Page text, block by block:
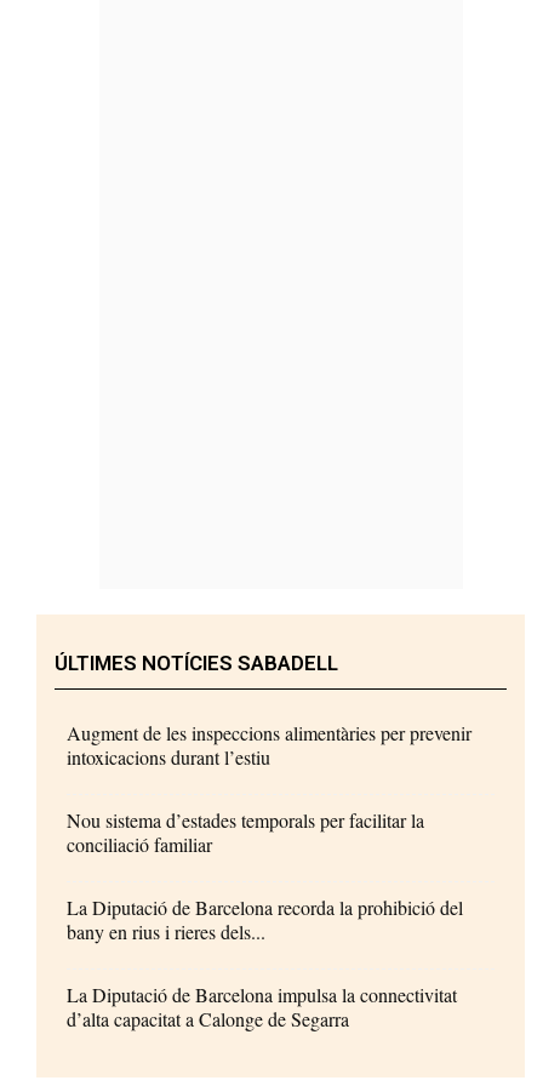
ÚLTIMES NOTÍCIES SABADELL
Augment de les inspeccions alimentàries per prevenir
intoxicacions durant l’estiu
Nou sistema d’estades temporals per facilitar la
conciliació familiar
La Diputació de Barcelona recorda la prohibició del
bany en rius i rieres dels...
La Diputació de Barcelona impulsa la connectivitat
d’alta capacitat a Calonge de Segarra